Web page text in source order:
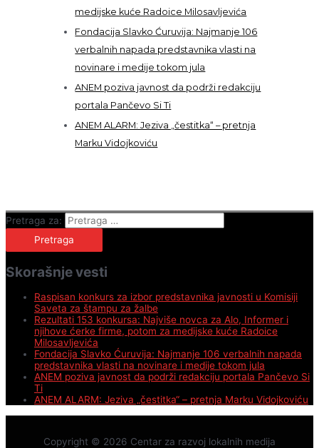
medijske kuće Radoice Milosavljevića
Fondacija Slavko Ćuruvija: Najmanje 106
verbalnih napada predstavnika vlasti na
novinare i medije tokom jula
ANEM poziva javnost da podrži redakciju
portala Pančevo Si Ti
ANEM ALARM: Jeziva „čestitka“ – pretnja
Marku Vidojkoviću
Pretraga za:
Skorašnje vesti
Raspisan konkurs za izbor predstavnika javnosti u Komisiji
Saveta za štampu za žalbe
Rezultati 153 konkursa: Najviše novca za Alo, Informer i
njihove ćerke firme, potom za medijske kuće Radoice
Milosavljevića
Fondacija Slavko Ćuruvija: Najmanje 106 verbalnih napada
predstavnika vlasti na novinare i medije tokom jula
ANEM poziva javnost da podrži redakciju portala Pančevo Si
Ti
ANEM ALARM: Jeziva „čestitka“ – pretnja Marku Vidojkoviću
Copyright © 2026 Centar za razvoj lokalnih medija